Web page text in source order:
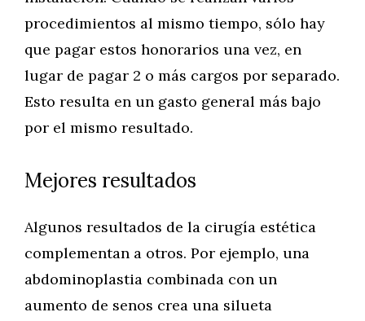
procedimientos al mismo tiempo, sólo hay
que pagar estos honorarios una vez, en
lugar de pagar 2 o más cargos por separado.
Esto resulta en un gasto general más bajo
por el mismo resultado.
Mejores resultados
Algunos resultados de la cirugía estética
complementan a otros. Por ejemplo, una
abdominoplastia combinada con un
aumento de senos crea una silueta